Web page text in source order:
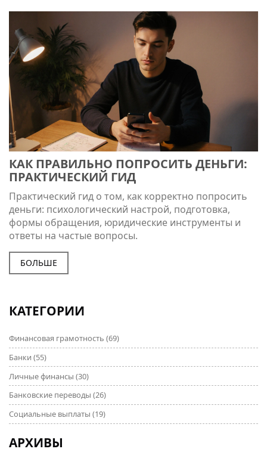
КАК ПРАВИЛЬНО ПОПРОСИТЬ ДЕНЬГИ:
ПРАКТИЧЕСКИЙ ГИД
Практический гид о том, как корректно попросить
деньги: психологический настрой, подготовка,
формы обращения, юридические инструменты и
ответы на частые вопросы.
БОЛЬШЕ
КАТЕГОРИИ
Финансовая грамотность (69)
Банки (55)
Личные финансы (30)
Банковские переводы (26)
Социальные выплаты (19)
АРХИВЫ